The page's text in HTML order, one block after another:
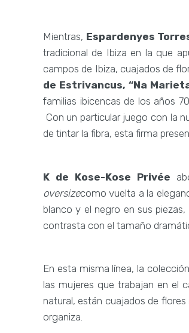
Mientras, Espardenyes
tradicional de Ibiza en la que
campos de Ibiza, cuajados de
de Estrivancus, “Na
familias ibicencas de los años
Con un particular juego con la
de tintar la fibra, esta firma
K de Kose-Kose Privée
oversizecomo vuelta a la
blanco y el negro en sus
contrasta con el tamaño
En esta misma línea, la colección
las mujeres que trabajan en el
natural, están cuajados de
organiza.